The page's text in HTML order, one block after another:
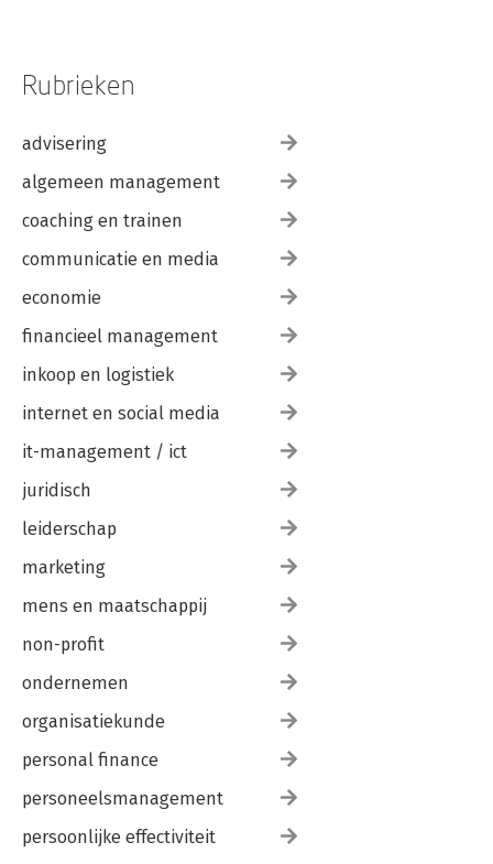
Rubrieken
advisering
algemeen management
coaching en trainen
communicatie en media
economie
financieel management
inkoop en logistiek
internet en social media
it-management / ict
juridisch
leiderschap
marketing
mens en maatschappij
non-profit
ondernemen
organisatiekunde
personal finance
personeelsmanagement
persoonlijke effectiviteit